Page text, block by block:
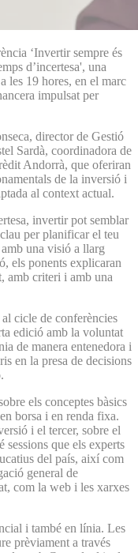
‘Invertir sempre és
d’incertesa', una
les 19 hores, en el marc
impulsat per
director de Gestió
Sardà, coordinadora de
Andorrà, que oferiran
de la inversió i
al context actual.
invertir pot semblar
per planificar el teu
una visió a llarg
els ponents explicaran
amb criteri i amb una
cicle de conferències
edició amb la voluntat
de manera entenedora i
en la presa de decisions
els conceptes bàsics
borsa i en renda fixa.
i el tercer, sobre el
que els experts
del país, així com
general de
com la web i les xarxes
i també en línia. Les
prèviament a través